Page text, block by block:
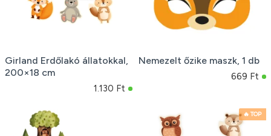
Girland Erdőlakó állatokkal,
200×18 cm
1.130 Ft
Nemezelt őzike maszk, 1 db
669 Ft
🔥 TOP